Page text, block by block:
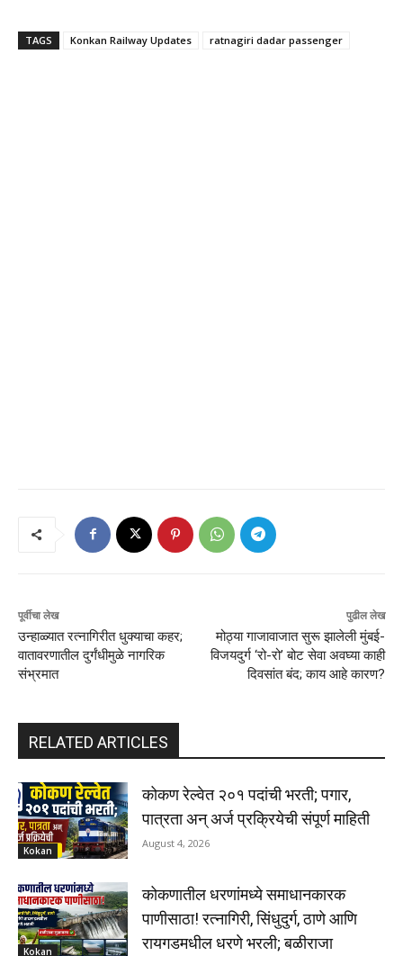
TAGS Konkan Railway Updates ratnagiri dadar passenger
पूर्वीचा लेख
उन्हाळ्यात रत्नागिरीत धुक्याचा कहर;
वातावरणातील दुर्गंधीमुळे नागरिक
संभ्रमात
पुढील लेख
​मोठ्या गाजावाजात सुरू झालेली मुंबई-
विजयदुर्ग ‘रो-रो’ बोट सेवा अवघ्या काही
दिवसांत बंद; काय आहे कारण?
RELATED ARTICLES
Kokan
कोकण रेल्वेत २०१ पदांची भरती; पगार,
पात्रता अन् अर्ज प्रक्रियेची संपूर्ण माहिती
August 4, 2026
Kokan
कोकणातील धरणांमध्ये समाधानकारक
पाणीसाठा! रत्नागिरी, सिंधुदुर्ग, ठाणे आणि
रायगडमधील धरणे भरली; बळीराजा